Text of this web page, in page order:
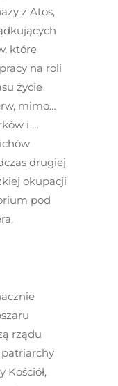
z Atos,
które
na roli
życie
mimo…
i …
drugiej
okupacji
pod
rządu
Kościół,